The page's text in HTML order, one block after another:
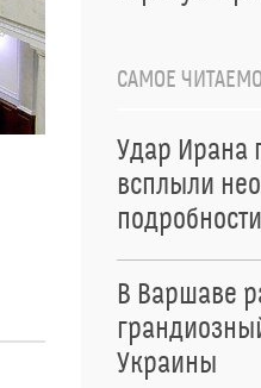
САМОЕ
Удар Ирана
всплыли
подробности
В Варшаве
Украины